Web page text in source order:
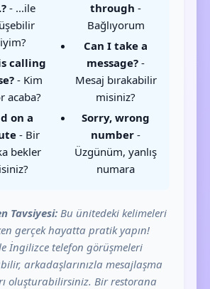
- ...ile
calling
- Kim
acaba?
on a
- Bir
bekler
through -
Bağlıyorum
Can I take a
message? -
Mesaj bırakabilir
misiniz?
Sorry, wrong
number -
Üzgünüm, yanlış
numara
Tavsiyesi:Bu ünitedeki kelimeleri
gerçek hayatta pratik yapın!
İngilizce telefon görüşmeleri
arkadaşlarınızla mesajlaşma
oluşturabilirsiniz. Bir restorana